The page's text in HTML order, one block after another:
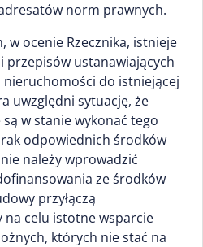
norm prawnych.
w ocenie Rzecznika, istnieje
przepisów ustanawiających
nieruchomości do istniejącej
uwzględni sytuację, że
w stanie wykonać tego
odpowiednich środków
należy wprowadzić
ze środków
przyłączą
na celu istotne wsparcie
których nie stać na